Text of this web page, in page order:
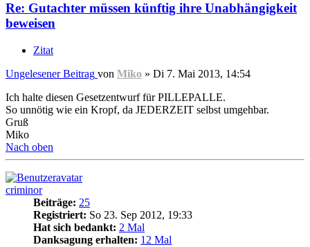
Re: Gutachter müssen künftig ihre Unabhängigkeit
beweisen
Zitat
Ungelesener Beitrag von Miko » Di 7. Mai 2013, 14:54
Ich halte diesen Gesetzentwurf für PILLEPALLE.
So unnötig wie ein Kropf, da JEDERZEIT selbst umgehbar.
Gruß
Miko
Nach oben
criminor
Beiträge: 25
Registriert: So 23. Sep 2012, 19:33
Hat sich bedankt: 2 Mal
Danksagung erhalten: 12 Mal